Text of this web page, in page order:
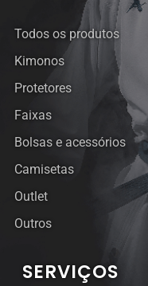
Todos os produtos
Kimonos
Protetores
Faixas
Bolsas e acessórios
Camisetas
Outlet
Outros
SERVIÇOS